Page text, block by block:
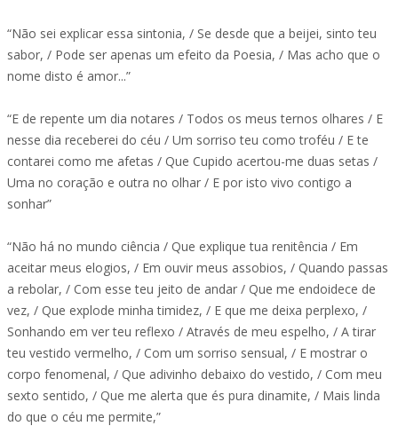
“Não sei explicar essa sintonia, / Se desde que a beijei, sinto teu
sabor, / Pode ser apenas um efeito da Poesia, / Mas acho que o
nome disto é amor...”
“E de repente um dia notares / Todos os meus ternos olhares / E
nesse dia receberei do céu / Um sorriso teu como troféu / E te
contarei como me afetas / Que Cupido acertou-me duas setas /
Uma no coração e outra no olhar / E por isto vivo contigo a
sonhar”
“Não há no mundo ciência / Que explique tua renitência / Em
aceitar meus elogios, / Em ouvir meus assobios, / Quando passas
a rebolar, / Com esse teu jeito de andar / Que me endoidece de
vez, / Que explode minha timidez, / E que me deixa perplexo, /
Sonhando em ver teu reflexo / Através de meu espelho, / A tirar
teu vestido vermelho, / Com um sorriso sensual, / E mostrar o
corpo fenomenal, / Que adivinho debaixo do vestido, / Com meu
sexto sentido, / Que me alerta que és pura dinamite, / Mais linda
do que o céu me permite,”